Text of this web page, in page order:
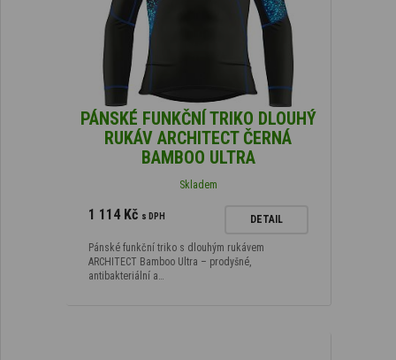
PÁNSKÉ FUNKČNÍ TRIKO DLOUHÝ
RUKÁV ARCHITECT ČERNÁ
BAMBOO ULTRA
Skladem
1 114 Kč s DPH DETAIL
Pánské funkční triko s dlouhým rukávem
ARCHITECT Bamboo Ultra – prodyšné,
antibakteriální a…